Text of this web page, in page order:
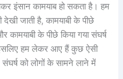
इंसान कामयाब हो सकता है। हम
जाती है, कामयाबी के पीछे
कामयाबी के पीछे किया गया संघर्ष
इसलिए हम लेकर आए हैं कुछ ऐसी
को लोगों के सामने लाने में